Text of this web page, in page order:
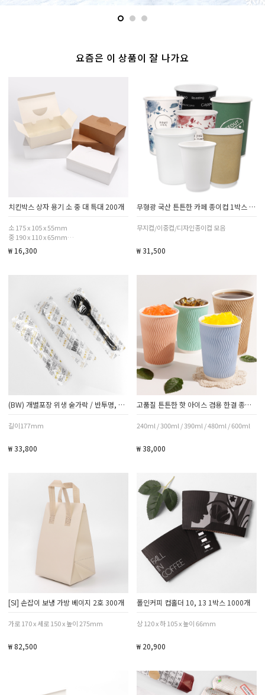
요즘은 이 상품이 잘 나가요
치킨박스 상자 용기 소 중 대 특대 200개
소 175 x 105 x 55mm
중 190 x 110 x 65mm
대 205 x 123 x 73mm
특대 210 x 150 x 100mm
₩ 16,300
무형광 국산 튼튼한 카페 종이컵 1박스 1000개
무지컵/이중컵/디자인종이컵 모음
₩ 31,500
(BW) 개별포장 위생 숟가락 / 반투명, 화이트, 블랙 / 1박스 1500개
길이177mm
₩ 33,800
고품질 튼튼한 핫 아이스 겸용 한결 종이컵 500개
240ml / 300ml / 390ml / 480ml / 600ml
₩ 38,000
[SI] 손잡이 보냉 가방 베이지 2호 300개
가로 170 x 세로 150 x 높이 275mm
₩ 82,500
폴인커피 컵홀더 10, 13 1박스 1000개
상 120 x 하 105 x 높이 66mm
₩ 20,900